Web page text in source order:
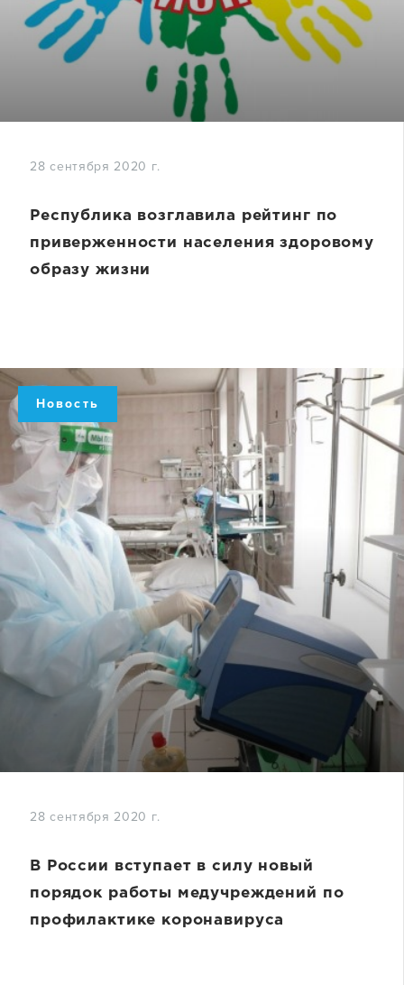
28 сентября 2020 г.
Республика возглавила рейтинг по
приверженности населения здоровому
образу жизни
Новость
28 сентября 2020 г.
В России вступает в силу новый
порядок работы медучреждений по
профилактике коронавируса